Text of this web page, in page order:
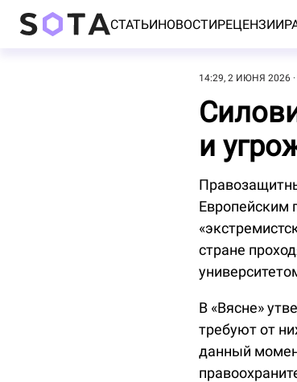
СТАТЬИНОВОСТИРЕЦЕНЗИИ
14:29, 2 ИЮНЯ 2026
и
Европейским
стране
В «Вясне»
требуют от
данный